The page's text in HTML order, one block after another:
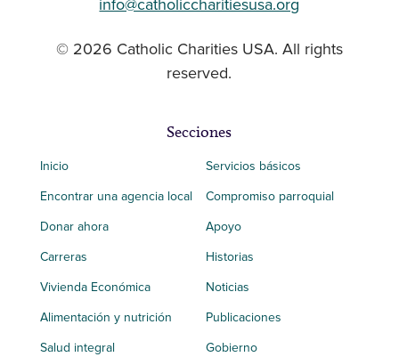
info@catholiccharitiesusa.org
© 2026 Catholic Charities USA. All rights
reserved.
Secciones
Inicio
Encontrar una agencia local
Donar ahora
Carreras
Vivienda Económica
Alimentación y nutrición
Salud integral
Servicios básicos
Compromiso parroquial
Apoyo
Historias
Noticias
Publicaciones
Gobierno